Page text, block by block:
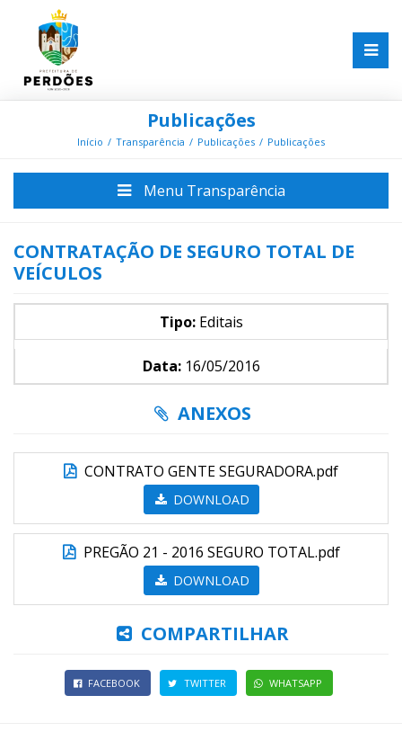
Publicações
Início Transparência Publicações Publicações
Menu Transparência
CONTRATAÇÃO DE SEGURO TOTAL DE
VEÍCULOS
Tipo:Editais
Data:16/05/2016
ANEXOS
CONTRATO GENTE SEGURADORA.pdf
DOWNLOAD
PREGÃO 21 - 2016 SEGURO TOTAL.pdf
DOWNLOAD
COMPARTILHAR
FACEBOOK TWITTER WHATSAPP